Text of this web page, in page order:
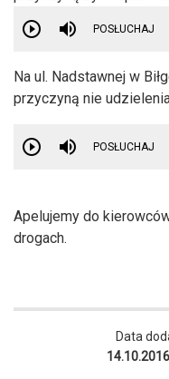
POSŁUCHAJ
Na ul. Nadstawnej w
przyczyną nie
POSŁUCHAJ
Apelujemy do
drogach.
Data